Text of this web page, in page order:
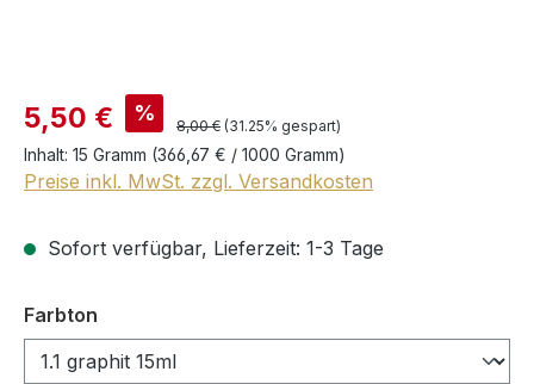
5,50 € %
8,00 € (31.25% gespart)
Inhalt: 15 Gramm (366,67 € / 1000 Gramm)
Preise inkl. MwSt. zzgl. Versandkosten
Sofort verfügbar, Lieferzeit: 1-3 Tage
Farbton